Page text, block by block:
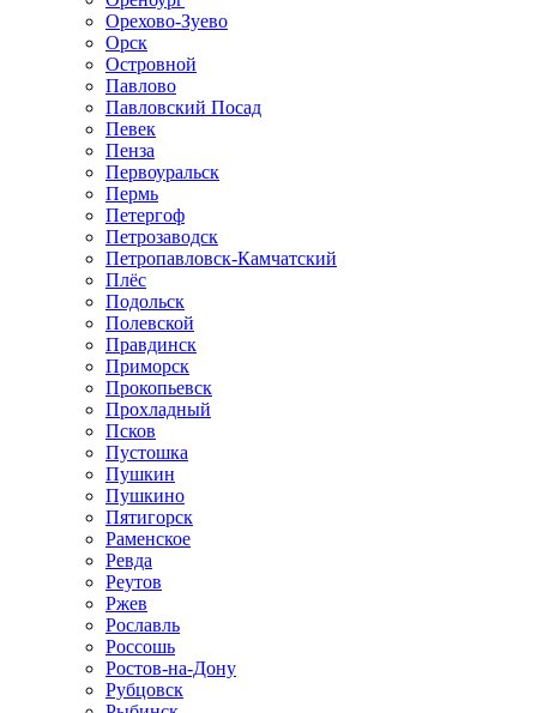
Орехово-Зуево
Орск
Островной
Павлово
Павловский Посад
Певек
Пенза
Первоуральск
Пермь
Петергоф
Петрозаводск
Петропавловск-Камчатский
Плёс
Подольск
Полевской
Правдинск
Приморск
Прокопьевск
Прохладный
Псков
Пустошка
Пушкин
Пушкино
Пятигорск
Раменское
Ревда
Реутов
Ржев
Рославль
Россошь
Ростов-на-Дону
Рубцовск